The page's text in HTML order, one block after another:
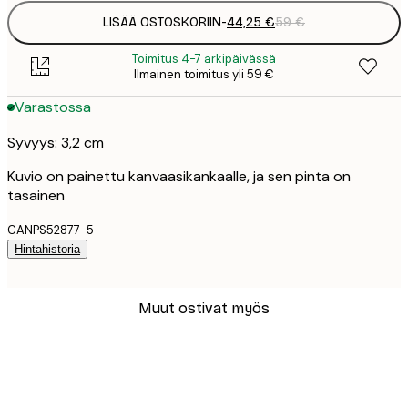
LISÄÄ OSTOSKORIIN-44,25 €59 €
Toimitus 4-7 arkipäivässä
Ilmainen toimitus yli 59 €
Varastossa
Syvyys: 3,2 cm
Kuvio on painettu kanvaasikankaalle, ja sen pinta on
tasainen
CANPS52877-5
Hintahistoria
Muut ostivat myös